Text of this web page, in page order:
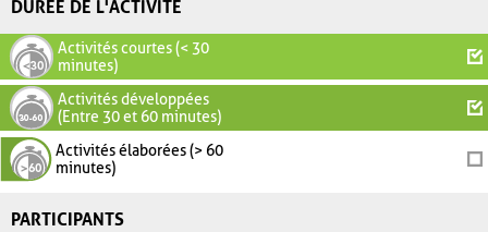
DURÉE DE L'ACTIVITÉ
Activités courtes (< 30
minutes)
Activités développées
(Entre 30 et 60 minutes)
Activités élaborées (> 60
minutes)
PARTICIPANTS